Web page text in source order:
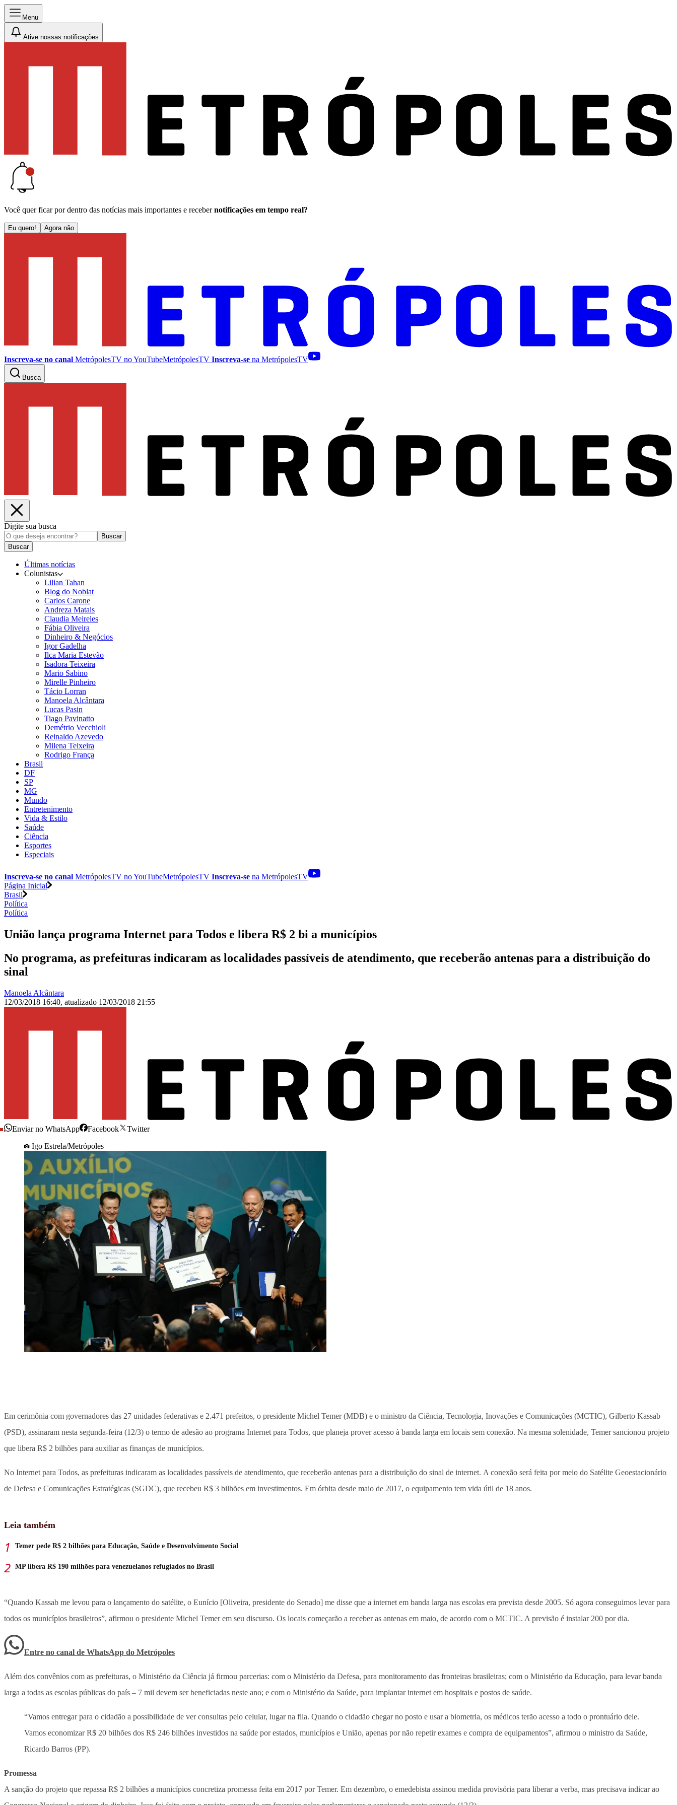
Menu
Ative nossas notificações
Você quer ficar por dentro das notícias mais importantes e receber notificações em tempo real?
Eu quero! Agora não
Inscreva-se no canal MetrópolesTV noYouTubeMetrópolesTV Inscreva-se na MetrópolesTV
Busca
Digite sua busca
Buscar
Buscar
Últimas notícias
Colunistas
Lilian Tahan
Blog do Noblat
Carlos Carone
Andreza Matais
Claudia Meireles
Fábia Oliveira
Dinheiro & Negócios
Igor Gadelha
Ilca Maria Estevão
Isadora Teixeira
Mario Sabino
Mirelle Pinheiro
Tácio Lorran
Manoela Alcântara
Lucas Pasin
Tiago Pavinatto
Demétrio Vecchioli
Reinaldo Azevedo
Milena Teixeira
Rodrigo França
Brasil
DF
SP
MG
Mundo
Entretenimento
Vida & Estilo
Saúde
Ciência
Esportes
Especiais
Inscreva-se no canal MetrópolesTV noYouTubeMetrópolesTV Inscreva-se na MetrópolesTV
Página Inicial
Brasil
Política
Política
União lança programa Internet para Todos e libera R$ 2 bi a municípios
No programa, as prefeituras indicaram as localidades passíveis de atendimento, que receberão antenas para a distribuição do
sinal
Manoela Alcântara
12/03/2018 16:40, atualizado 12/03/2018 21:55
Enviar no WhatsApp Facebook
Twitter
Igo Estrela/Metrópoles
Em cerimônia com governadores das 27 unidades federativas e 2.471 prefeitos, o presidente Michel Temer (MDB) e o ministro da Ciência, Tecnologia, Inovações e Comunicações (MCTIC), Gilberto Kassab
(PSD), assinaram nesta segunda-feira (12/3) o termo de adesão ao programa Internet para Todos, que planeja prover acesso à banda larga em locais sem conexão. Na mesma solenidade, Temer sancionou projeto
que libera R$ 2 bilhões para auxiliar as finanças de municípios.
No Internet para Todos, as prefeituras indicaram as localidades passíveis de atendimento, que receberão antenas para a distribuição do sinal de internet. A conexão será feita por meio do Satélite Geoestacionário
de Defesa e Comunicações Estratégicas (SGDC), que recebeu R$ 3 bilhões em investimentos. Em órbita desde maio de 2017, o equipamento tem vida útil de 18 anos.
Leia também
Temer pede R$ 2 bilhões para Educação, Saúde e Desenvolvimento Social
MP libera R$ 190 milhões para venezuelanos refugiados no Brasil
“Quando Kassab me levou para o lançamento do satélite, o Eunício [Oliveira, presidente do Senado] me disse que a internet em banda larga nas escolas era prevista desde 2005. Só agora conseguimos levar para
todos os municípios brasileiros”, afirmou o presidente Michel Temer em seu discurso. Os locais começarão a receber as antenas em maio, de acordo com o MCTIC. A previsão é instalar 200 por dia.
Entre no canal de WhatsApp do Metrópoles
Além dos convênios com as prefeituras, o Ministério da Ciência já firmou parcerias: com o Ministério da Defesa, para monitoramento das fronteiras brasileiras; com o Ministério da Educação, para levar banda
larga a todas as escolas públicas do país – 7 mil devem ser beneficiadas neste ano; e com o Ministério da Saúde, para implantar internet em hospitais e postos de saúde.
“Vamos entregar para o cidadão a possibilidade de ver consultas pelo celular, lugar na fila. Quando o cidadão chegar no posto e usar a biometria, os médicos terão acesso a todo o prontuário dele.
Vamos economizar R$ 20 bilhões dos R$ 246 bilhões investidos na saúde por estados, municípios e União, apenas por não repetir exames e compra de equipamentos”, afirmou o ministro da Saúde,
Ricardo Barros (PP).
Promessa
A sanção do projeto que repassa R$ 2 bilhões a municípios concretiza promessa feita em 2017 por Temer. Em dezembro, o emedebista assinou medida provisória para liberar a verba, mas precisava indicar ao